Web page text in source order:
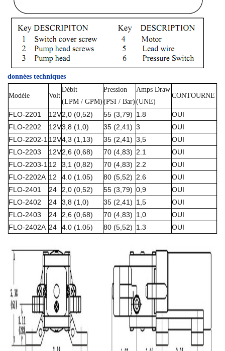
données techniques
Modèle Volt
Débit
(LPM / GPM)
Pression
(PSI / Bar)
Amps Draw
(UNE)
CONTOURNE
FLO-2201 12V2,0 (0,52) 55 (3,79) 1.8
OUI
FLO-2202
12V3,8 (1,0) 35 (2,41) 3
OUI
FLO-2202-112V4,3 (1,13) 35 (2,41) 3,5
OUI
FLO-2203
12V2,6 (0,68) 70 (4,83) 2.1
OUI
FLO-2203-112 3,1 (0,82) 70 (4,83) 2.2
OUI
FLO-2202A 12 4.0 (1.05) 80 (5,52) 2.6
OUI
FLO-2401
24 2,0 (0,52) 55 (3,79) 0,9
OUI
FLO-2402
24 3,8 (1,0) 35 (2,41) 1,5
OUI
FLO-2403
24 2,6 (0,68) 70 (4,83) 1,0
OUI
FLO-2402A 24 4.0 (1.05) 80 (5,52) 1.3 OUI